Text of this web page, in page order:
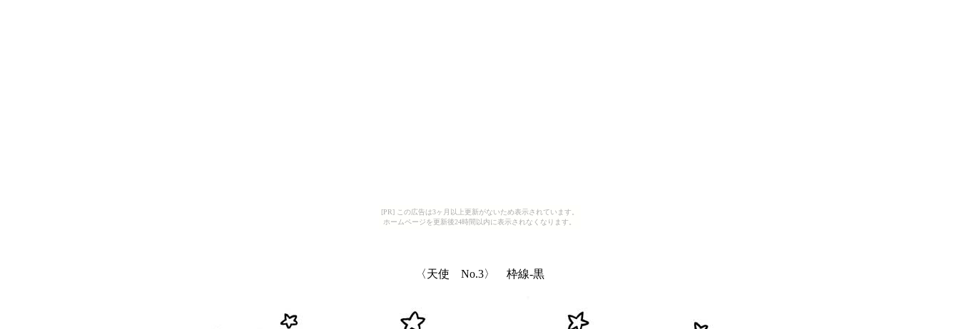
[PR] この広告は3ヶ月以上更新がないため表示されています。
ホームページを更新後24時間以内に表示されなくなります。
〈天使 No.3〉 枠線-黒